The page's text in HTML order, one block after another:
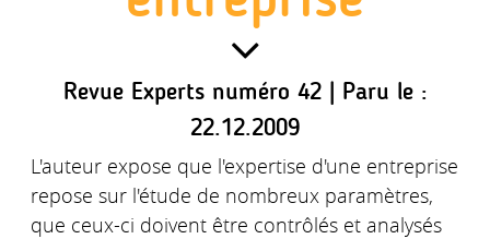
Revue Experts numéro 42 | Paru le :
22.12.2009
L'auteur expose que l'expertise d'une entreprise
repose sur l'étude de nombreux paramètres,
que ceux-ci doivent être contrôlés et analysés